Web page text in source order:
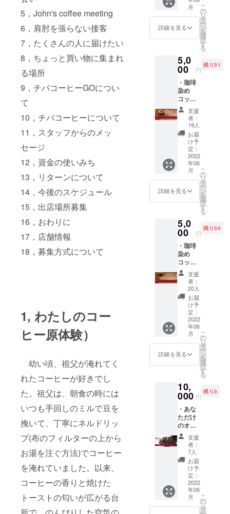
5，John's coffee meeting
6，肩肘を張らない接客
7，たくさんの人に届けたい
8，ちょっと買い物に集まれ
る場所
9，チバコーヒーGOについ
て
10，チバコーヒーについて
11，スタッフからのメッ
セージ
12，資金の使いみち
13，リターンについて
14，今後のスケジュール
15，出店場所募集
16，おわりに
17，店舗情報
18，募集方式について
1, わたしのコー
ヒー原体験）
幼い頃、祖父が淹れてく
れたコーヒーが好きでし
た。祖父は、朝食の時には
いつも手回しのミルで豆を
挽いて、丁寧にネルドリッ
プ(布のフィルターの上から
お湯を注ぐ方法)でコーヒー
を淹れていました。以来、
コーヒーの香りと焼けた
トーストの匂いが広がる台
木県内
とさせ
だきま
す。具
コー
ヒーか
ら（栃
木県宇
都宮市
陽東３
丁目か
ら）走
行距離
で片道
60km圏
内とさ
せてい
ただき
ます。
にご住
所をご
クラ
ウド
ファン
ディン
グが終
了しま
した
ら、お
電話か
メール
にてお
打ち合
わせの
上、訪
問日時
細を決
めさせ
ます。
2022年
5月以
降、訪
問開始
予定で
す。場
所に
よって
は、ご
訪問が
難しい
場合も
ありま
すの
で、そ
です。
コー
ヒー豆
の容器
で販売
する予
定はあ
りませ
ご賞味
頂けれ
ば幸い
です。
ド
リップ
パック
内容
量 10
ｇｘ5ケ
（写真
はイ
メージ
です。
コー
ヒー豆
の容器
100ｇ
粉
（挽き
方）か
豆か、
欄にご
記入く
ださ
い。
こちら
のオリ
ジナル
ブレン
ドは、
今回ご
支援い
ただく
方のた
めに特
別に作
らせて
頂きま
を店頭
で販売
する予
定はあ
りませ
ん。こ
の機会
にぜひ
ご賞味
頂けれ
ば幸い
です。
コー
ヒー豆
内容
量 100
ｇｘ1ケ
です。
コー
の容器
は付属
しませ
ん。）
月
詳細を見る
こ
の
リ
タ
ー
ン
を
選
択
す
る
5,0
00 円
残り31
・珈琲
染め
コット
ンバッ
グとク
ラウド
ファン
ディン
グ限定
オリジ
ナルブ
レンド
のコー
ヒー豆
100ｇの
セッ
粉（挽
き方）
か豆
か、を
備考欄
にご記
入くだ
さい。
こち
らのオ
リジナ
ルブレ
ンド
は、今
回ご支
援いた
だく方
せて頂
きま
す。今
後、同
じもの
を店頭
で販売
する予
定はあ
りませ
ん。こ
の機会
にぜひ
ご賞味
頂けれ
ば幸い
支援
者：
19人
お届
け予
定：
2022
年06
月
詳細を見る
こ
の
リ
タ
ー
ン
を
選
択
す
る
5,0
00 円
残り30
・珈琲
染め
コット
ンバッ
グとク
ラウド
ファン
ディン
グ限定
オリジ
ナルブ
レンド
のド
リップ
パック5
ケの
こち
らのオ
リジナ
ルブレ
ンド
は、今
回ご支
援いた
だく方
のため
に特別
に作ら
せて頂
きま
す。今
後、同
支援
者：
20人
お届
け予
定：
2022
年06
月
詳細を見る
こ
の
リ
タ
ー
ン
を
選
択
す
る
10,
000 円
残り3
・あな
ただけ
のオリ
ジナル
ブレン
ド500ｇ
が作れ
る権利
チバ
コー
ヒーで
売って
いる豆
支援
者：
7人
お届
け予
定：
2022
年06
月
こ
の
リ
タ